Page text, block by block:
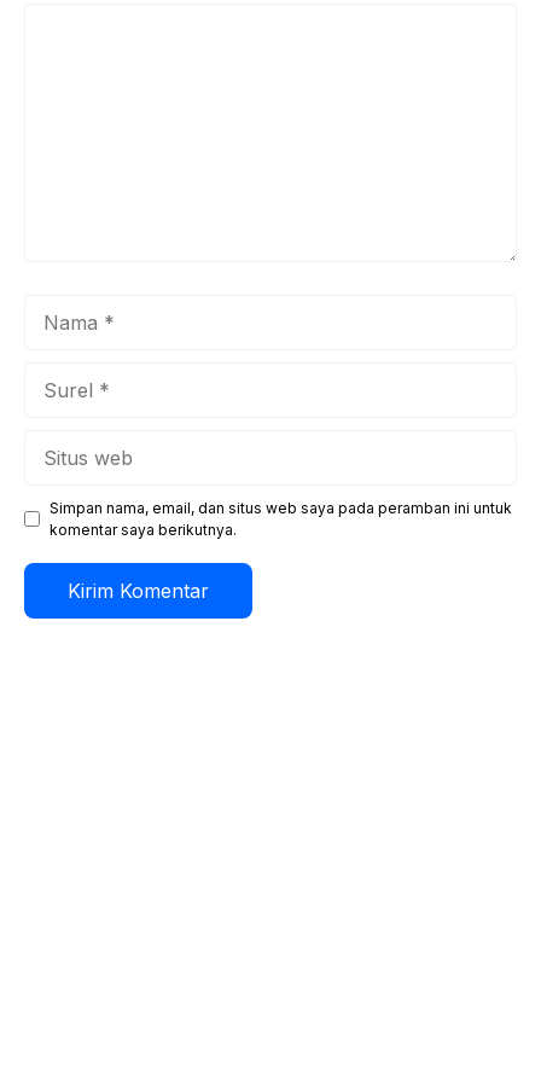
Simpan nama, email, dan situs web saya pada peramban ini untuk
komentar saya berikutnya.